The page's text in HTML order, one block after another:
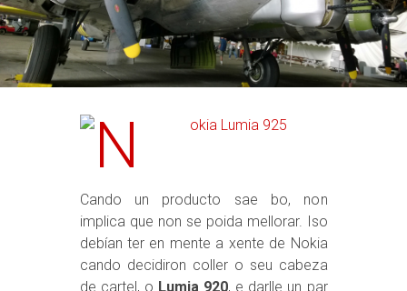
Cando un producto sae bo, non
implica que non se poida mellorar. Iso
debían ter en mente a xente de Nokia
cando decidiron coller o seu cabeza
de cartel, o Lumia 920, e darlle un par